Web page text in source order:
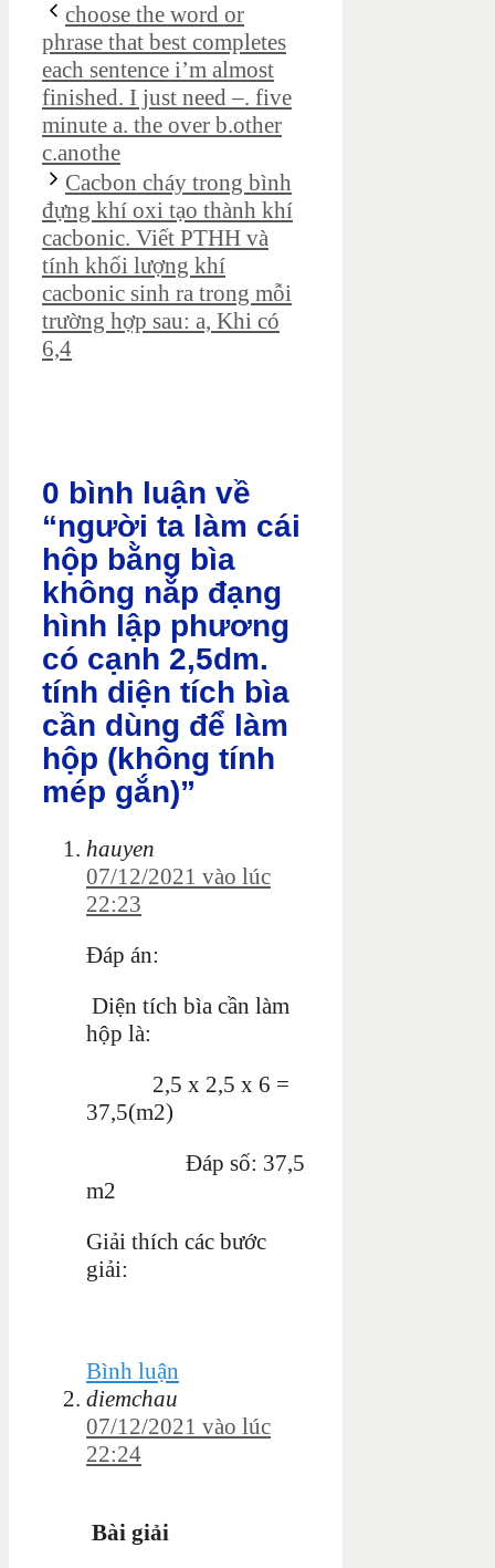
choose the word or
phrase that best completes
each sentence i’m almost
finished. I just need –. five
minute a. the over b.other
c.anothe
Cacbon cháy trong bình
đựng khí oxi tạo thành khí
cacbonic. Viết PTHH và
tính khối lượng khí
cacbonic sinh ra trong mỗi
trường hợp sau: a, Khi có
6,4
0 bình luận về
“người ta làm cái
hộp bằng bìa
không nắp đạng
hình lập phương
có cạnh 2,5dm.
tính diện tích bìa
cần dùng để làm
hộp (không tính
mép gắn)”
hauyen
07/12/2021 vào lúc
22:23
Đáp án:
Diện tích bìa cần làm
hộp là:
2,5 x 2,5 x 6 =
37,5(m2)
Đáp số: 37,5
m2
Giải thích các bước
giải:
Bình luận
diemchau
07/12/2021 vào lúc
22:24
Bài giải